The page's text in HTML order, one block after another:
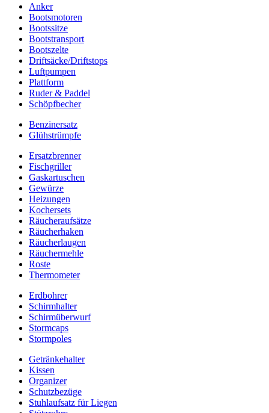
Anker
Bootsmotoren
Bootssitze
Bootstransport
Bootszelte
Driftsäcke/Driftstops
Luftpumpen
Plattform
Ruder & Paddel
Schöpfbecher
Benzinersatz
Glühstrümpfe
Ersatzbrenner
Fischgriller
Gaskartuschen
Gewürze
Heizungen
Kochersets
Räucheraufsätze
Räucherhaken
Räucherlaugen
Räuchermehle
Roste
Thermometer
Erdbohrer
Schirmhalter
Schirmüberwurf
Stormcaps
Stormpoles
Getränkehalter
Kissen
Organizer
Schutzbezüge
Stuhlaufsatz für Liegen